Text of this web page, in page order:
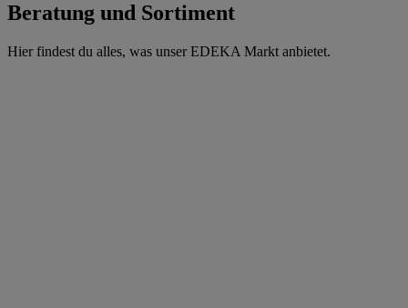
Beratung und Sortiment
Hier findest du alles, was unser EDEKA Markt anbietet.